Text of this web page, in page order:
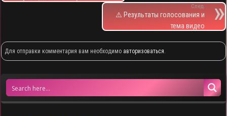
След.
⚠️ Результаты голосования и
тема видео
Для отправки комментария вам необходимо авторизоваться.